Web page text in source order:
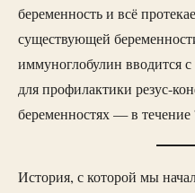
беременность и всё
существующей
иммуноглобулин вводится
для профилактики резус-
беременностях — в течение
История, с которой мы